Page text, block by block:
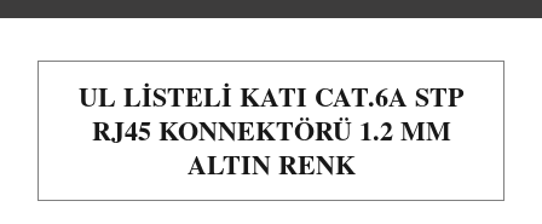
UL LISTELI KATI CAT.6A STP
RJ45 KONNEKTÖRÜ 1.2 MM
ALTIN RENK